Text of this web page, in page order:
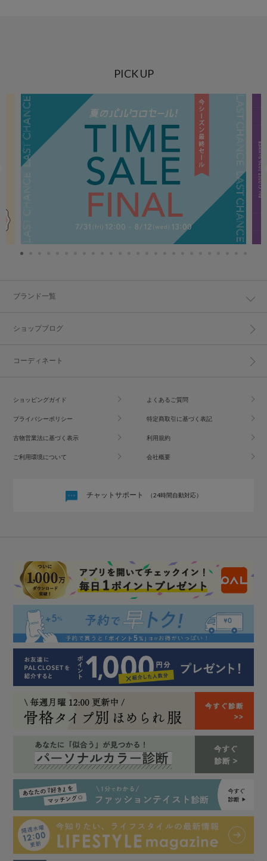
PICK UP
ブランド一覧
ショップブログ
コーディネート
ショッピングガイド よくあるご質問
プライバシーポリシー 特定商取引に基づく表記
古物営業法に基づく表示 利用規約
ご利用環境について 会社概要
チャットサポート （24時間自動対応）